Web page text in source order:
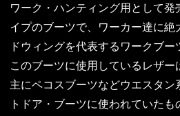
ワーク・ハンティング用として発
イプのブーツで、ワーカー達に絶
ドウィングを代表するワークブー
このブーツに使用しているレザー
主にペコスブーツなどウエスタン
トドア・ブーツに使われていた